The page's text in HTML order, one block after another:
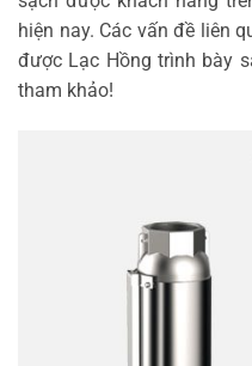
hiện nay. Các vấn đề liên
được Lạc Hồng trình bày
tham khảo!